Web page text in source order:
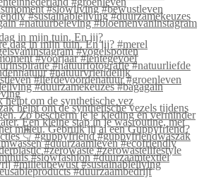
in mijn tuin. En jij?
om de synthetische vez